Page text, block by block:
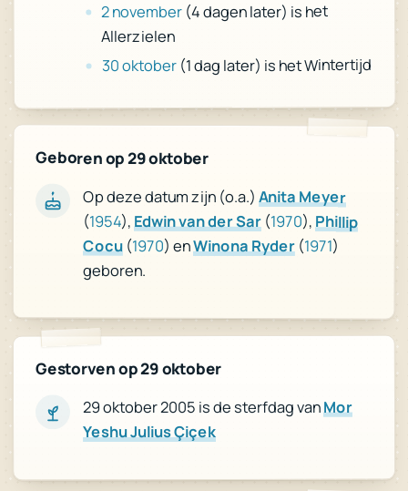
2 november (4 dagen later) is het
Allerzielen
30 oktober(1 dag later) is het Wintertijd
Geboren op 29 oktober
Op deze datum zijn (o.a.)Anita Meyer
(1954),Edwin van der Sar(1970),Phillip
Cocu(1970) enWinona Ryder(1971)
geboren.
Gestorven op 29 oktober
29 oktober 2005 is de sterfdag vanMor
Yeshu Julius Çiçek